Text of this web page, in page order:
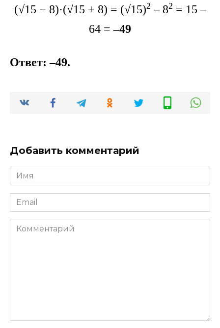
(√15 − 8)·(√15 + 8) = (√15)2 – 82 = 15 –
64 =–49
Ответ: –49.
Добавить комментарий
Имя
*
Email
*
Комментарий